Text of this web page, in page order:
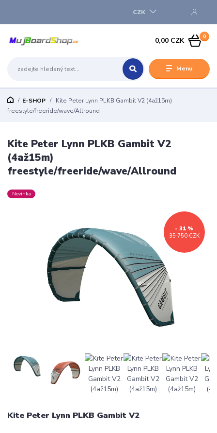
Menu
CZK
0
0,00 CZK
E-SHOP
Kite Peter Lynn PLKB Gambit V2 (4až15m)
freestyle/freeride/wave/Allround
Kite Peter Lynn PLKB Gambit V2
(4až15m)
freestyle/freeride/wave/Allround
Novinka
35 750 CZK
- 31 %
Kite Peter Lynn PLKB Gambit V2